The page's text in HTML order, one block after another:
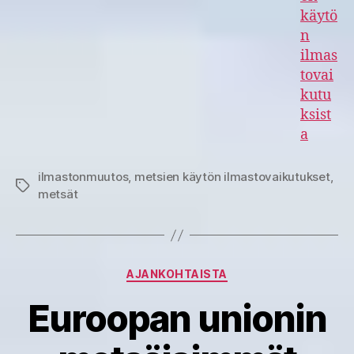
käytö
n
ilmas
tovai
kutu
ksist
a
Avainsanat
ilmastonmuutos, metsien käytön ilmastovaikutukset,
metsät
Kategoriat
AJANKOHTAISTA
Euroopan unionin